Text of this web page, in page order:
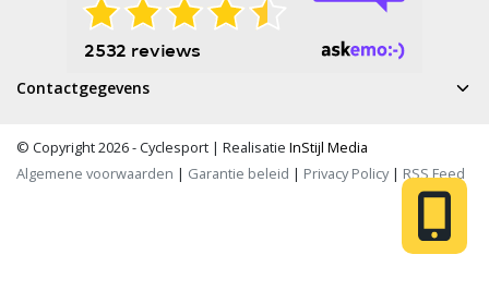
Contactgegevens
© Copyright 2026 - Cyclesport | Realisatie InStijl Media
Algemene voorwaarden | Garantie beleid | Privacy Policy| RSS Feed